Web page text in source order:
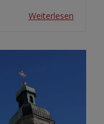
Weiterlesen